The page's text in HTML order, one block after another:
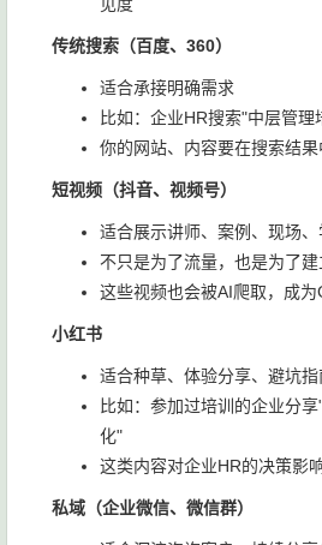
传统搜索（百度、360）
适合承接明确需求
比如：企业HR搜索"中层管
你的网站、内容要在搜索结
短视频（抖音、视频号）
适合展示讲师、案例、现场
不只是为了流量，也是为了建
这些视频也会被AI爬取，成为
小红书
适合种草、体验分享、避坑指
比如：参加过培训的企业分
化"
这类内容对企业HR的决策影
私域（企业微信、微信群）